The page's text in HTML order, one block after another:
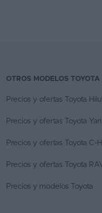
OTROS MODELOS TOYOTA
Precios y ofertas Toyota
Precios y ofertas Toyota
Precios y ofertas Toyota C-
Precios y ofertas Toyota
Precios y modelos Toyota